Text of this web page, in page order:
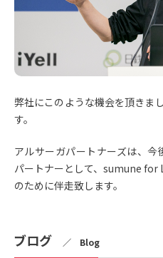
弊社にこのような機会を頂きま
す。
アルサーガパートナーズは、
パートナーとして、sumune for
のために伴走致します。
ブログ ／ Blog